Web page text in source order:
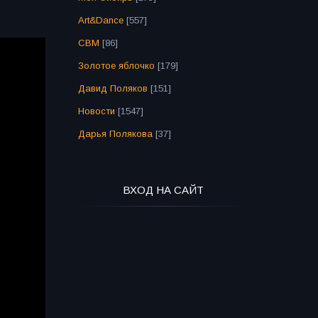
Art&Dance [557]
СВМ [86]
Золотое яблочко [179]
Давид Поляков [151]
Новости [1547]
Дарья Полякова [37]
ВХОД НА САЙТ